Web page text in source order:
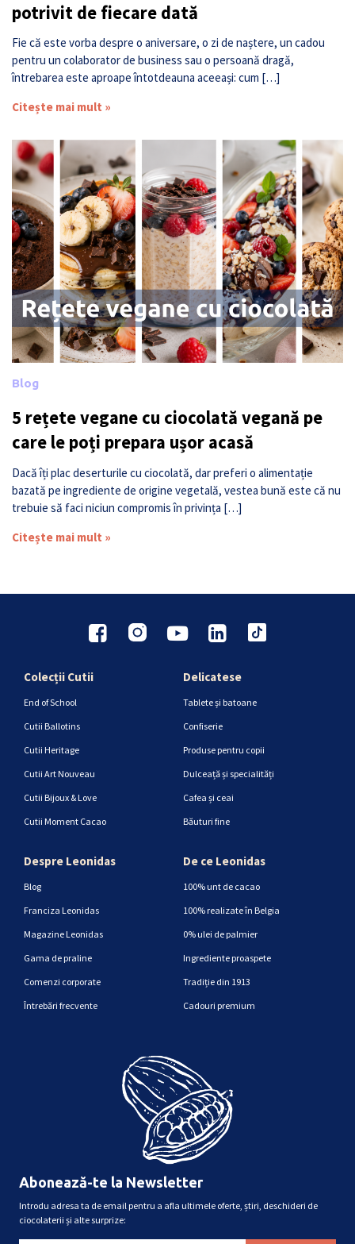
potrivit de fiecare dată
Fie că este vorba despre o aniversare, o zi de naștere, un cadou
pentru un colaborator de business sau o persoană dragă,
întrebarea este aproape întotdeauna aceeași: cum […]
Citește mai mult »
Blog
5 rețete vegane cu ciocolată vegană pe
care le poți prepara ușor acasă
Dacă îți plac deserturile cu ciocolată, dar preferi o alimentație
bazată pe ingrediente de origine vegetală, vestea bună este că nu
trebuie să faci niciun compromis în privința […]
Citește mai mult »
Colecții Cutii
End of School
Cutii Ballotins
Cutii Heritage
Cutii Art Nouveau
Cutii Bijoux & Love
Cutii Moment Cacao
Delicatese
Tablete și batoane
Confiserie
Produse pentru copii
Dulceață și specialități
Cafea și ceai
Băuturi fine
Despre Leonidas
Blog
Franciza Leonidas
Magazine Leonidas
Gama de praline
Comenzi corporate
Întrebări frecvente
De ce Leonidas
100% unt de cacao
100% realizate în Belgia
0% ulei de palmier
Ingrediente proaspete
Tradiție din 1913
Cadouri premium
Abonează-te la Newsletter
Introdu adresa ta de email pentru a afla ultimele oferte, știri, deschideri de
ciocolaterii și alte surprize: